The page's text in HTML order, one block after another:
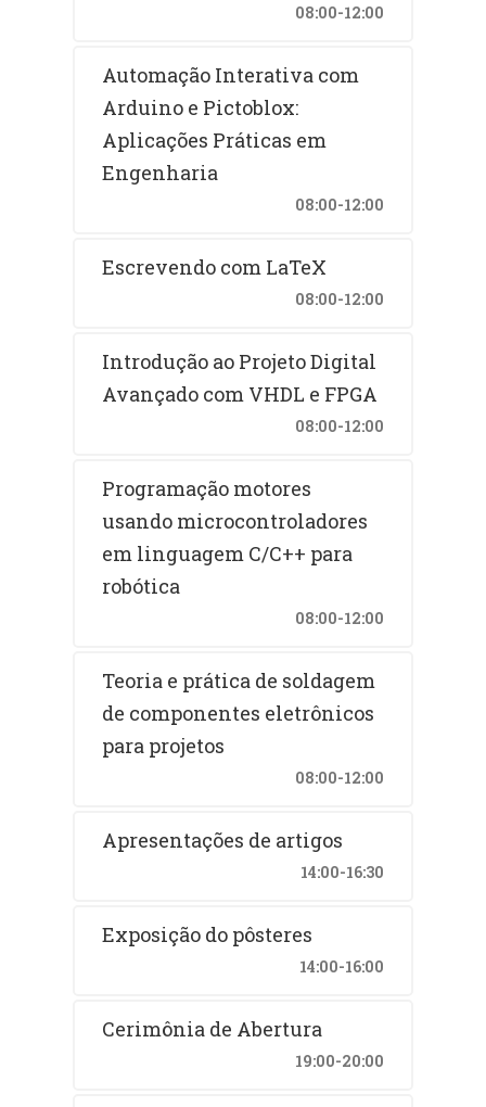
08:00-12:00
Automação Interativa com
Arduino e Pictoblox:
Aplicações Práticas em
Engenharia
08:00-12:00
Escrevendo com LaTeX
08:00-12:00
Introdução ao Projeto Digital
Avançado com VHDL e FPGA
08:00-12:00
Programação motores
usando microcontroladores
em linguagem C/C++ para
robótica
08:00-12:00
Teoria e prática de soldagem
de componentes eletrônicos
para projetos
08:00-12:00
Apresentações de artigos
14:00-16:30
Exposição do pôsteres
14:00-16:00
Cerimônia de Abertura
19:00-20:00